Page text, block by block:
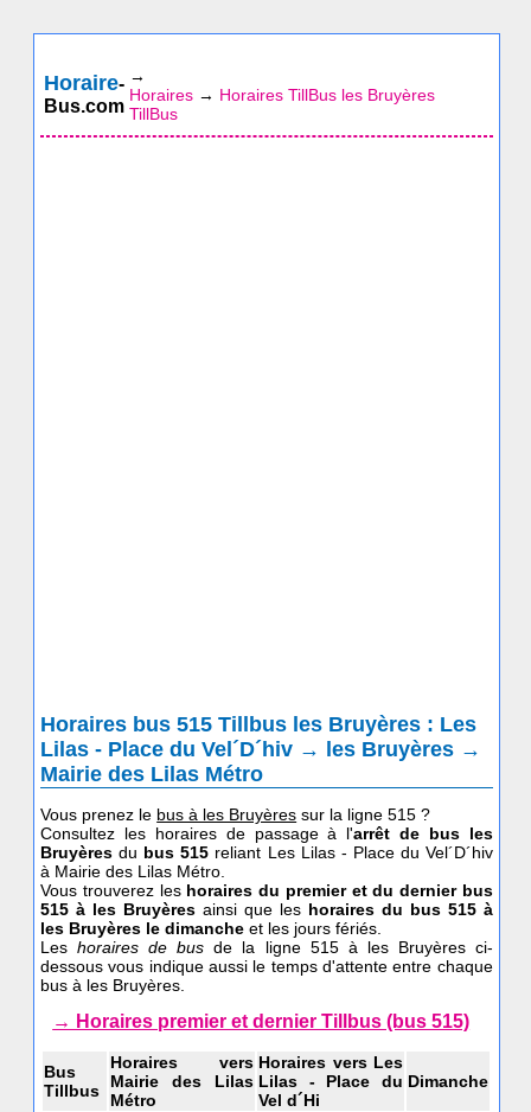
Horaire-
Bus.com
→
Horaires
TillBus
→ Horaires TillBus les Bruyères
Horaires bus 515 Tillbus les Bruyères : Les
Lilas - Place du Vel´D´hiv → les Bruyères →
Mairie des Lilas Métro
Vous prenez le bus à les Bruyères sur la ligne 515 ?
Consultez les horaires de passage à l'arrêt de bus les
Bruyères du bus 515 reliant Les Lilas - Place du Vel´D´hiv
à Mairie des Lilas Métro.
Vous trouverez les horaires du premier et du dernier bus
515 à les Bruyères ainsi que les horaires du bus 515à
les Bruyères le dimanche et les jours fériés.
Leshoraires de bus de la ligne 515 à les Bruyères ci-
dessous vous indique aussi le temps d'attente entre chaque
bus à les Bruyères.
→ Horaires premier et dernier Tillbus (bus 515)
Bus
Tillbus
Horaires vers
Mairie des Lilas
Métro
Horaires vers Les
Lilas - Place du
Vel d´Hi
Dimanche